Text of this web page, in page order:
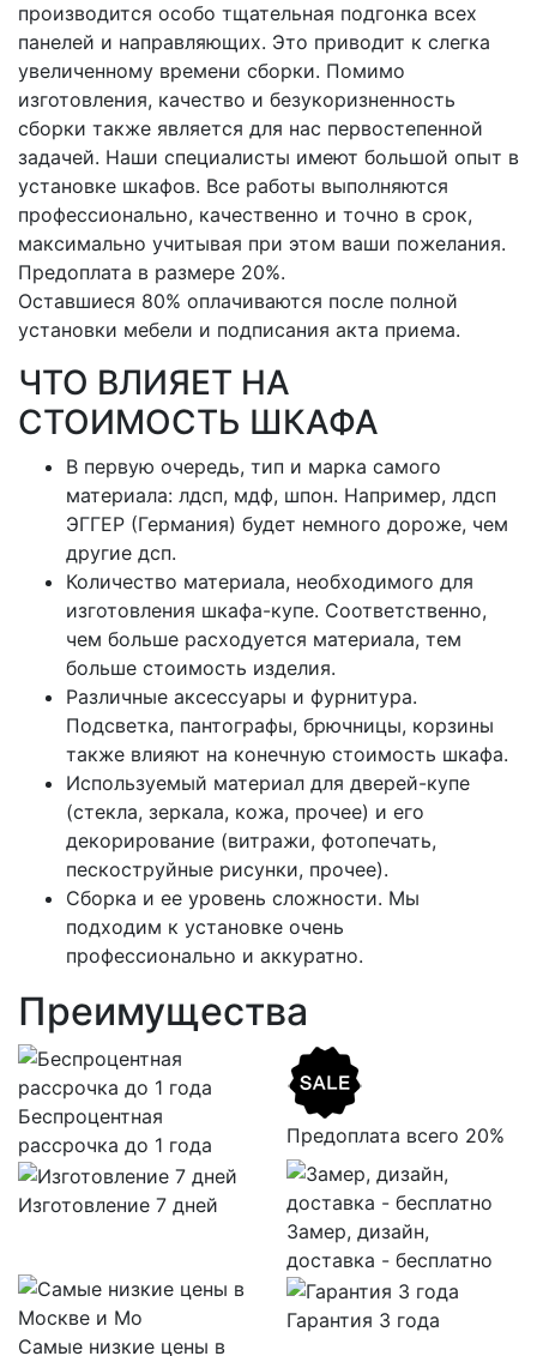
производится особо тщательная подгонка всех
панелей и направляющих. Это приводит к слегка
увеличенному времени сборки. Помимо
изготовления, качество и безукоризненность
сборки также является для нас первостепенной
задачей. Наши специалисты имеют большой опыт в
установке шкафов. Все работы выполняются
профессионально, качественно и точно в срок,
максимально учитывая при этом ваши пожелания.
Предоплата в размере 20%.
Оставшиеся 80% оплачиваются после полной
установки мебели и подписания акта приема.
ЧТО ВЛИЯЕТ НА
СТОИМОСТЬ ШКАФА
В первую очередь, тип и марка самого
материала: лдсп, мдф, шпон. Например, лдсп
ЭГГЕР (Германия) будет немного дороже, чем
другие дсп.
Количество материала, необходимого для
изготовления шкафа-купе. Соответственно,
чем больше расходуется материала, тем
больше стоимость изделия.
Различные аксессуары и фурнитура.
Подсветка, пантографы, брючницы, корзины
также влияют на конечную стоимость шкафа.
Используемый материал для дверей-купе
(стекла, зеркала, кожа, прочее) и его
декорирование (витражи, фотопечать,
пескоструйные рисунки, прочее).
Сборка и ее уровень сложности. Мы
подходим к установке очень
профессионально и аккуратно.
Преимущества
Беспроцентная
рассрочка до 1 года
Предоплата всего 20%
Изготовление 7 дней
Замер, дизайн,
доставка - бесплатно
Самые низкие цены в
Гарантия 3 года